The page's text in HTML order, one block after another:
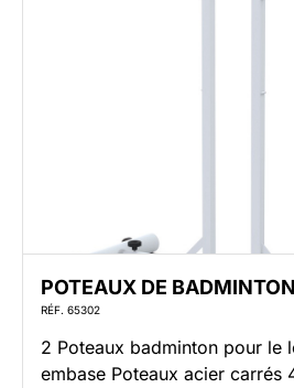
POTEAUX DE
RÉF. 65302
2 Poteaux badminton pour le
embase Poteaux acier carrés